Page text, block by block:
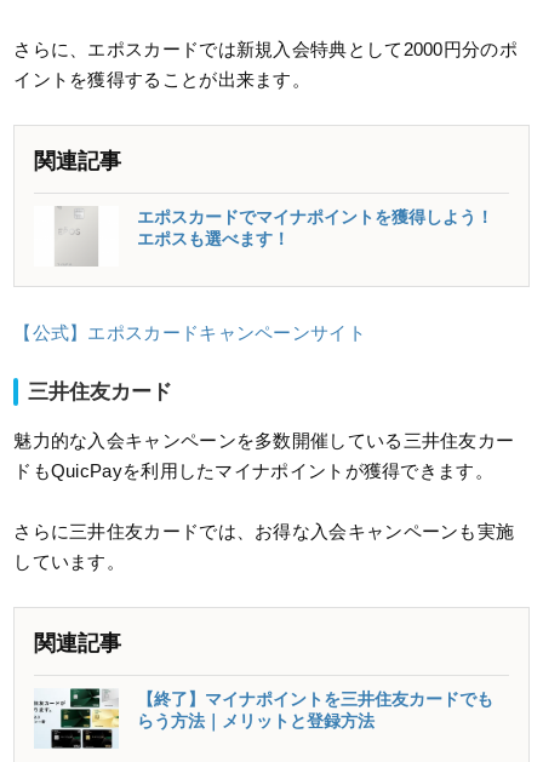
さらに、エポスカードでは新規入会特典として2000円分のポ
イントを獲得することが出来ます。
関連記事
エポスカードでマイナポイントを獲得しよう！
エポスも選べます！
【公式】エポスカードキャンペーンサイト
三井住友カード
魅力的な入会キャンペーンを多数開催している三井住友カー
ドもQuicPayを利用したマイナポイントが獲得できます。
さらに三井住友カードでは、お得な入会キャンペーンも実施
しています。
関連記事
【終了】マイナポイントを三井住友カードでも
らう方法｜メリットと登録方法